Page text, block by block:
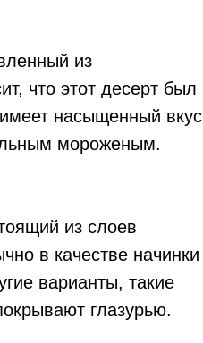
из
что этот десерт был
насыщенный вкус
мороженым.
из слоев
в качестве начинки
варианты, такие
глазурью.